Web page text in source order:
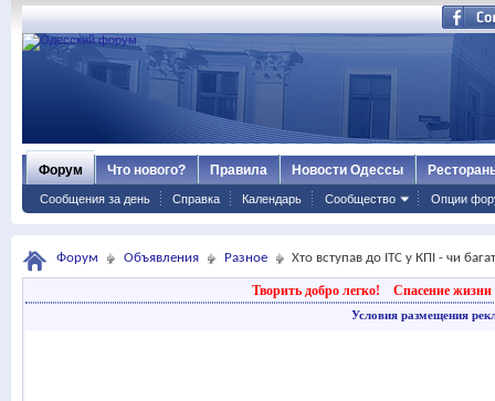
Форум
Сообщения за день Справка Календарь Сообщество Опции
Что нового? Правила Новости Одессы
Форум Объявления Разное Хто вступав до ІТС у КПІ - чи
Творить добро легко! Спасение жизни
Условия размещения